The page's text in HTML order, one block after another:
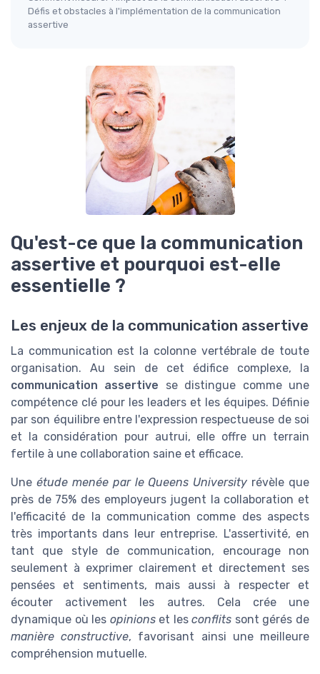
Défis et obstacles à l'implémentation de la communication
assertive
Qu'est-ce que la communication
assertive et pourquoi est-elle
essentielle ?
Les enjeux de la communication assertive
La communication est la colonne vertébrale de toute
organisation. Au sein de cet édifice complexe, la
communication assertive se distingue comme une
compétence clé pour les leaders et les équipes. Définie
par son équilibre entre l'expression respectueuse de soi
et la considération pour autrui, elle offre un terrain
fertile à une collaboration saine et efficace.
Une étude menée par le Queens University révèle que
près de 75% des employeurs jugent la collaboration et
l'efficacité de la communication comme des aspects
très importants dans leur entreprise. L'assertivité, en
tant que style de communication, encourage non
seulement à exprimer clairement et directement ses
pensées et sentiments, mais aussi à respecter et
écouter activement les autres. Cela crée une
dynamique où les opinionset lesconflits sont gérés de
manière constructive, favorisant ainsi une meilleure
compréhension mutuelle.